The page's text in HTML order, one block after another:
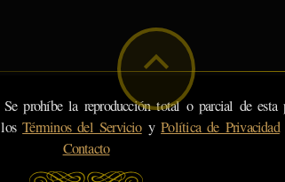
la reproducción total o parcial de esta
losTérminos del ServicioyPolítica de Privacidad
Contacto